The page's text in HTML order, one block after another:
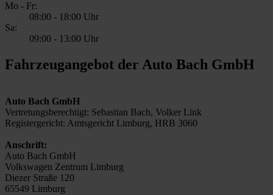
Mo - Fr:
08:00 - 18:00 Uhr
Sa:
09:00 - 13:00 Uhr
Fahrzeugangebot der Auto Bach GmbH
Auto Bach GmbH
Vertretungsberechtigt: Sebastian Bach, Volker Link
Registergericht: Amtsgericht Limburg, HRB 3060
Anschrift:
Auto Bach GmbH
Volkswagen Zentrum Limburg
Diezer Straße 120
65549 Limburg